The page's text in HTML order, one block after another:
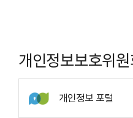
개인정보보호위
개인정보 포털